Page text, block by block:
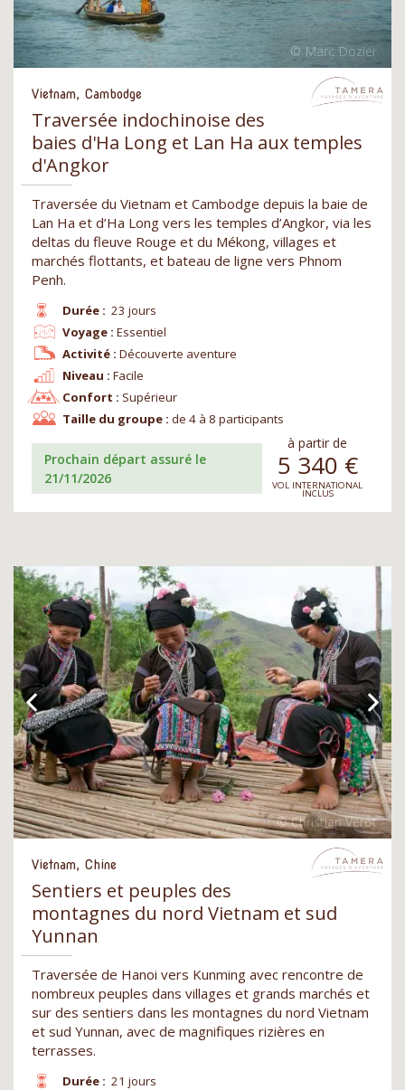
Vietnam, Cambodge
Traversée indochinoise des
baies d'Ha Long et Lan Ha aux temples
d'Angkor
Traversée du Vietnam et Cambodge depuis la baie de
Lan Ha et d’Ha Long vers les temples d’Angkor, via les
deltas du fleuve Rouge et du Mékong, villages et
marchés flottants, et bateau de ligne vers Phnom
Penh.
Durée : 23 jours
Niveau : Facile
Voyage : Essentiel
Confort : Supérieur
Activité : Découverte aventure
Taille du groupe : de 4 à 8 participants
Prochain départ assuré le
21/11/2026
à partir de
5 340 €
VOL INTERNATIONAL
INCLUS
Vietnam, Chine
Sentiers et peuples des
montagnes du nord Vietnam et sud
Yunnan
Traversée de Hanoi vers Kunming avec rencontre de
nombreux peuples dans villages et grands marchés et
sur des sentiers dans les montagnes du nord Vietnam
et sud Yunnan, avec de magnifiques rizières en
terrasses.
Durée : 21 jours